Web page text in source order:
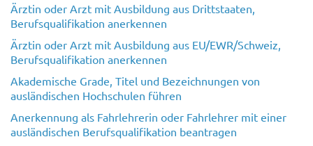
Ärztin oder Arzt mit Ausbildung aus Drittstaaten,
Berufsqualifikation anerkennen
Ärztin oder Arzt mit Ausbildung aus EU/EWR/Schweiz,
Berufsqualifikation anerkennen
Akademische Grade, Titel und Bezeichnungen von
ausländischen Hochschulen führen
Anerkennung als Fahrlehrerin oder Fahrlehrer mit einer
ausländischen Berufsqualifikation beantragen